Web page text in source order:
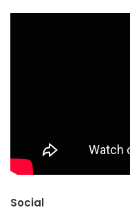
Social